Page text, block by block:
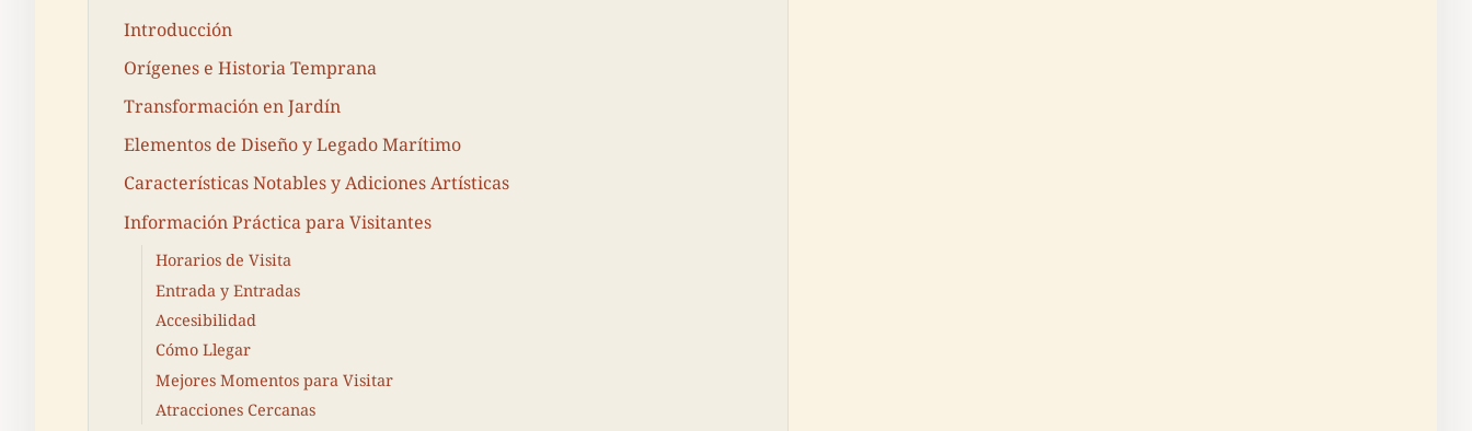
Introducción
Orígenes e Historia Temprana
Transformación en Jardín
Elementos de Diseño y Legado Marítimo
Características Notables y Adiciones Artísticas
Información Práctica para Visitantes
Horarios de Visita
Entrada y Entradas
Accesibilidad
Cómo Llegar
Mejores Momentos para Visitar
Atracciones Cercanas